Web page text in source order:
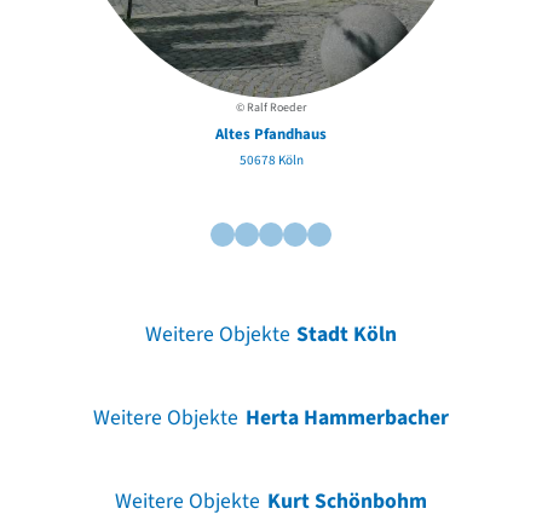
© Ralf Roeder
Altes Pfandhaus
50678 Köln
Weitere Objekte Stadt Köln
Weitere Objekte Herta Hammerbacher
Weitere Objekte Kurt Schönbohm